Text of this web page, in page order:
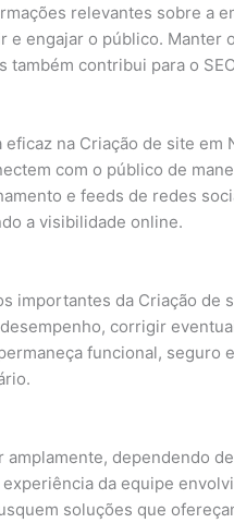
relevantes sobre a
e engajar o público. Manter
também contribui para o
na Criação de site em
com o público de
e feeds de redes
a visibilidade online.
importantes da Criação de
corrigir
funcional, seguro
dependendo
da equipe
soluções que